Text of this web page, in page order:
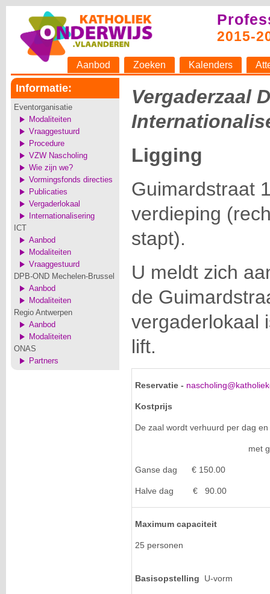
2015-
Aanbod Zoeken Kalenders
Informatie:
Eventorganisatie
Modaliteiten
Vraaggestuurd
Procedure
VZW Nascholing
Wie zijn we?
Vormingsfonds directies
Publicaties
Vergaderlokaal
Internationalisering
ICT
Aanbod
Modaliteiten
Vraaggestuurd
DPB-OND Mechelen-Brussel
Aanbod
Modaliteiten
Regio Antwerpen
Aanbod
Modaliteiten
ONAS
Partners
Vergaderzaal
Ligging
Guimardstraat
verdieping
stapt).
U meldt zich
de
vergaderlokaal
lift.
Reservatie -
Kostprijs
De zaal wordt verhuurd per dag
met gebruik van
Ganse dag € 150.00 €
Halve dag € 90.00 €
Maximum capaciteit
25 personen
Basisopstelling U-vorm